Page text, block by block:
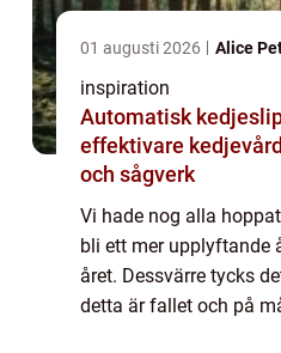
01 augusti 2026 Alice
inspiration
Automatisk
effektivare
och sågverk
Vi hade nog alla
bli ett mer upplyftande
året. Dessvärre tycks
detta är fallet och på